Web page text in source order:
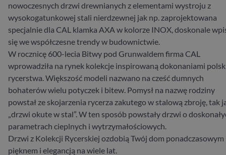
nowoczesnych drzwi drewnianych z elementami wystroju z
wysokogatunkowej stali nierdzewnej jak np. zaprojektowana
specjalnie dla CAL klamka AXA w kolorze INOX, doskonale
się we współczesne trendy w budownictwie.
W rocznicę 600-lecia Bitwy pod Grunwaldem firma CAL
wprowadziła na rynek kolekcje inspirowaną dokonaniami
rycerstwa. Większość modeli nazwano na cześć dumnych
bohaterów wielu potyczek i bitew. Pomysł na nazwę rodziny
powstał ze skojarzenia rycerza zakutego w stalową zbroję, tak
„drzwi okute w stal”. W ten sposób powstały drzwi o
parametrach cieplnych i wytrzymałościowych.
Drzwi z Kolekcji Rycerskiej ozdobią Twój dom ponadczasowym
pięknem i elegancją na wiele lat.